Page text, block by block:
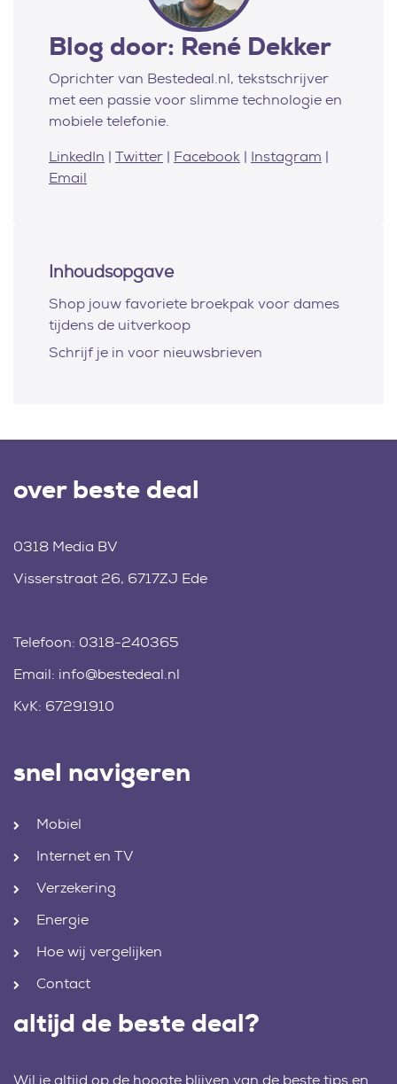
Blog door: René Dekker
Oprichter van Bestedeal.nl, tekstschrijver
met een passie voor slimme technologie en
mobiele telefonie.
LinkedIn | Twitter | Facebook | Instagram |
Email
Inhoudsopgave
Shop jouw favoriete broekpak voor dames
tijdens de uitverkoop
Schrijf je in voor nieuwsbrieven
over beste deal
0318 Media BV
Visserstraat 26, 6717ZJ Ede
Telefoon: 0318-240365
Email: info@bestedeal.nl
KvK: 67291910
snel navigeren
Mobiel
Internet en TV
Verzekering
Energie
Hoe wij vergelijken
Contact
altijd de beste deal?
Wil je altijd op de hoogte blijven van de beste tips en